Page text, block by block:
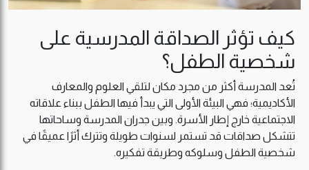
كيف تؤثر الصداقة المدرسية على
شخصية الطفل؟
تُعد المدرسة أكثر من مجرد مكان لتلقي العلوم والمعارف
الأكاديمية؛ فهي البيئة الأولى التي يبدأ فيها الطفل ببناء علاقاته
الاجتماعية خارج إطار الأسرة. وبين جدران المدرسة وساحاتها
تتشكل صداقات قد تستمر لسنوات طويلة وتترك أثرًا عميقًا في
شخصية الطفل وسلوكه وطريقة تفكيره.